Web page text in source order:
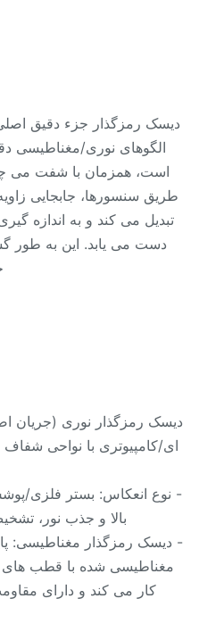
رمزگذار جزء دقیق اصلی
الگوهای نوری/مغناطیسی
است، همزمان با شفت می چرخد.
سنسورها، جابجایی زاویه ای
می کند و به اندازه گیری
دست می یابد. این به طور
رمزگذار نوری (جریان اصلی)
کامپیوتری با نواحی شفاف و
انعکاس: بستر فلزی/پوشش
بالا و جذب نور، تشخیص
رمزگذار مغناطیسی: پایه
کار می کند و دارای مقاومت